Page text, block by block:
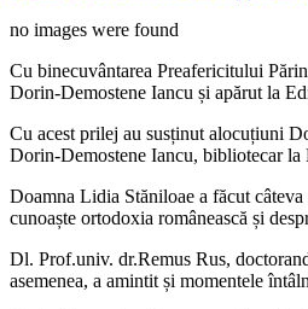
no images were found
Cu binecuvântarea Preafericitului
Dorin-Demostene Iancu și apărut la
Cu acest prilej au susținut alocuțiuni
Dorin-Demostene Iancu, bibliotecar
Doamna Lidia Stăniloae a făcut
cunoaște ortodoxia românească și
Dl. Prof.univ. dr.Remus Rus,
asemenea, a amintit și momentele